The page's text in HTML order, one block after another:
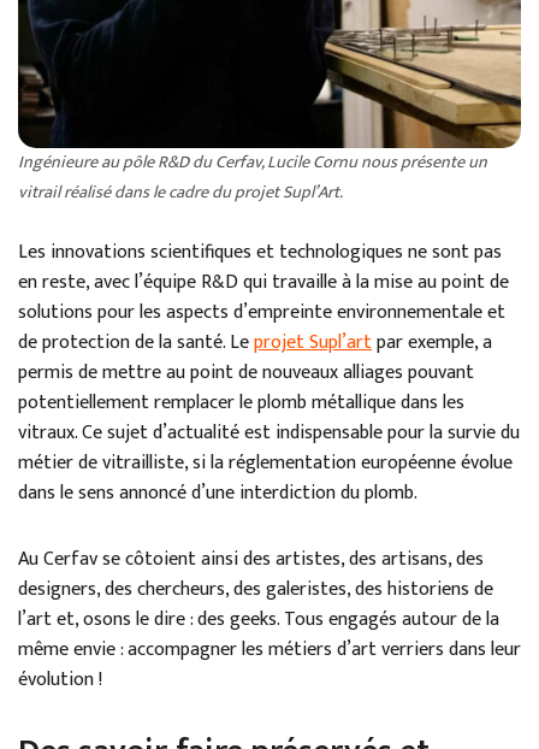
Ingénieure au pôle R&D du Cerfav, Lucile Cornu nous présente un
vitrail réalisé dans le cadre du projet Supl’Art.
Les innovations scientifiques et technologiques ne sont pas
en reste, avec l’équipe R&D qui travaille à la mise au point de
solutions pour les aspects d’empreinte environnementale et
de protection de la santé. Leprojet Supl’artpar exemple, a
permis de mettre au point de nouveaux alliages pouvant
potentiellement remplacer le plomb métallique dans les
vitraux. Ce sujet d’actualité est indispensable pour la survie du
métier de vitrailliste, si la réglementation européenne évolue
dans le sens annoncé d’une interdiction du plomb.
Au Cerfav se côtoient ainsi des artistes, des artisans, des
designers, des chercheurs, des galeristes, des historiens de
l’art et, osons le dire : des geeks. Tous engagés autour de la
même envie : accompagner les métiers d’art verriers dans leur
évolution !